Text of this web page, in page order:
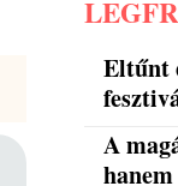
Eltűnt
A